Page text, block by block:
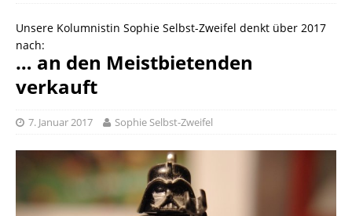
Unsere Kolumnistin Sophie Selbst-Zweifel denkt über 2017
nach:
… an den Meistbietenden
verkauft
7. Januar 2017 Sophie Selbst-Zweifel